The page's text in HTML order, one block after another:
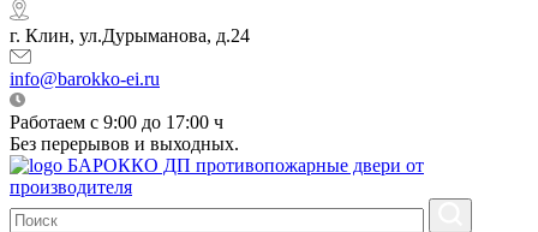
г. Клин, ул.Дурыманова, д.24
info@barokko-ei.ru
Работаем с 9:00 до 17:00 ч
Без перерывов и выходных.
БАРОККО ДП противопожарные двери от
производителя